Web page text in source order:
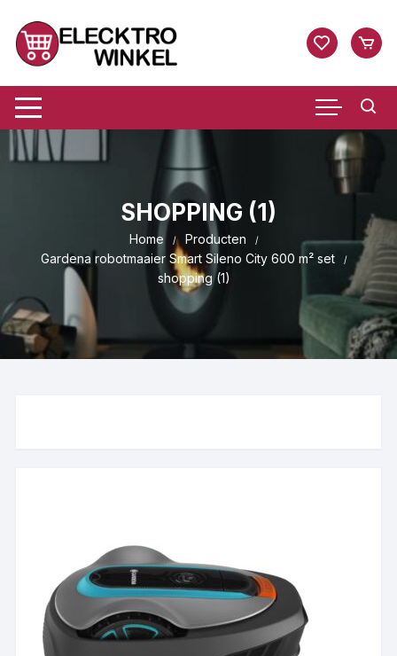
naar
inhoud
SHOPPING (1)
Home
Producten
Gardena robotmaaier Smart Sileno City 600 m² set
shopping (1)